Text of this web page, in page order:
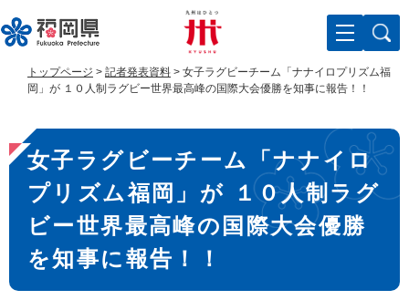
ー
ジ
す
。
ニ
ュ
し
て
トップページ > 記者発表資料 > 女子ラグビーチーム「ナナイロプリズム福
岡」が １０人制ラグビー世界最高峰の国際大会優勝を知事に報告！！
本
文
女子ラグビーチーム「ナナイロ
プリズム福岡」が １０人制ラグ
ビー世界最高峰の国際大会優勝
を知事に報告！！